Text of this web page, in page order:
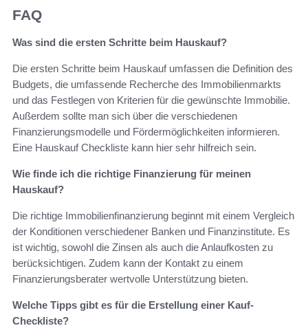
FAQ
Was sind die ersten Schritte beim Hauskauf?
Die ersten Schritte beim Hauskauf umfassen die Definition des
Budgets, die umfassende Recherche des Immobilienmarkts
und das Festlegen von Kriterien für die gewünschte Immobilie.
Außerdem sollte man sich über die verschiedenen
Finanzierungsmodelle und Fördermöglichkeiten informieren.
Eine Hauskauf Checkliste kann hier sehr hilfreich sein.
Wie finde ich die richtige Finanzierung für meinen
Hauskauf?
Die richtige Immobilienfinanzierung beginnt mit einem Vergleich
der Konditionen verschiedener Banken und Finanzinstitute. Es
ist wichtig, sowohl die Zinsen als auch die Anlaufkosten zu
berücksichtigen. Zudem kann der Kontakt zu einem
Finanzierungsberater wertvolle Unterstützung bieten.
Welche Tipps gibt es für die Erstellung einer Kauf-
Checkliste?